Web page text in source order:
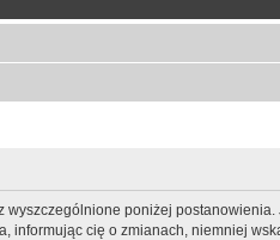
wyszczególnione poniżej
informując cię o zmianach, niemniej